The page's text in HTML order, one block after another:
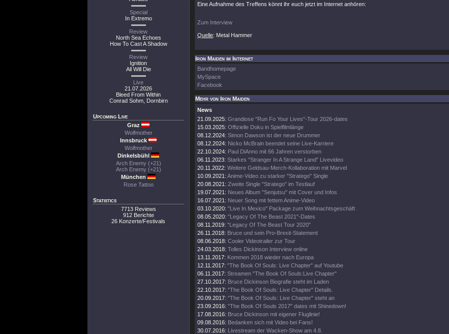
Special
In Extremo
Review
North Sea Echoes
How To Cast A Shadow
Review
Ignition
All Will Die
Live
21.07.2026
Bleed From Within
Conrad Sohm, Dornbirn
Upcoming Live
Graz
Wolfmother
Innsbruck
Wolfmother
Dinkelsbühl
Arch Enemy (+21)
Arch Enemy (+21)
München
Rose Tattoo
Statistics
7713 Reviews
912 Berichte
26 Konzerte/Festivals
Eine Aufnahme des Treffens könnt ihr euch jetzt im Internet anhören:
Zum Interview
Quelle: Metal Hammer
Iron Maiden im Internet
Bandhomepage
MySpace
Facebook
Mehr von Iron Maiden
News
21.09.2025: Grandiose "Run Fo Your Lives"-Tour 2026-dates
15.03.2025: Offizielle Doku in Spielfilmlänge
08.12.2024: Simon Dawson ist der neue Drummer
08.12.2024: Nicko McBrain beendet seine Live-Karriere
22.10.2024: Paul DiAnno mit 66 Jahren verstorben
06.11.2023: Starkes "Stranger In A Strange Land" Livevideo
20.11.2022: Weitere Geldsau-Merch-Kollaboration mit Marvel
10.09.2021: Anime-Video zu starker "Stratego" Single
20.08.2021: Zweite Single "Stratego" im Testlauf
19.07.2021: Neues Album "Senjutsu" mit Cover und Infos
16.07.2021: Neuer Song mit fettem Anime-Video
03.10.2020: "Live In Mexico" Package zum Weihnachtsgeschäft
08.05.2020: "Legacy Of The Beast 2021"-Dates
08.11.2019: "Legacy Of The Beast Tour 2020"
26.11.2018: Bruce und sein Pro-Brexit-Statement
08.06.2018: Cooler Videotrailer zur Tour
24.03.2018: Tolles Dickinson Interview online
13.11.2017: Kommen 2018 wieder nach Europa
12.11.2017: "The Book Of Souls: Live Chapter" auf Youtube
06.11.2017: Streamen "The Book Of Souls:Live Chapter"
27.10.2017: Bruce Dickinson Biografie steht im Laden
22.10.2017: "The Book Of Souls: Live Chapter" Details.
20.09.2017: "The Book Of Souls: Live Chapter" steht an
23.09.2016: "The Book Of Souls 2017" dates mit Shinedown!
17.08.2016: Bruce Dickinson mit eigener Fluglinie!
09.08.2016: Bedanken sich mit Video bei Fans!
30.07.2016: Livestream der Wacken-Show am 4.8.